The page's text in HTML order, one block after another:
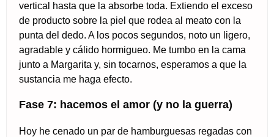
vertical hasta que la absorbe toda. Extiendo el exceso
de producto sobre la piel que rodea al meato con la
punta del dedo. A los pocos segundos, noto un ligero,
agradable y cálido hormigueo. Me tumbo en la cama
junto a Margarita y, sin tocarnos, esperamos a que la
sustancia me haga efecto.
Fase 7: hacemos el amor (y no la guerra)
Hoy he cenado un par de hamburguesas regadas con